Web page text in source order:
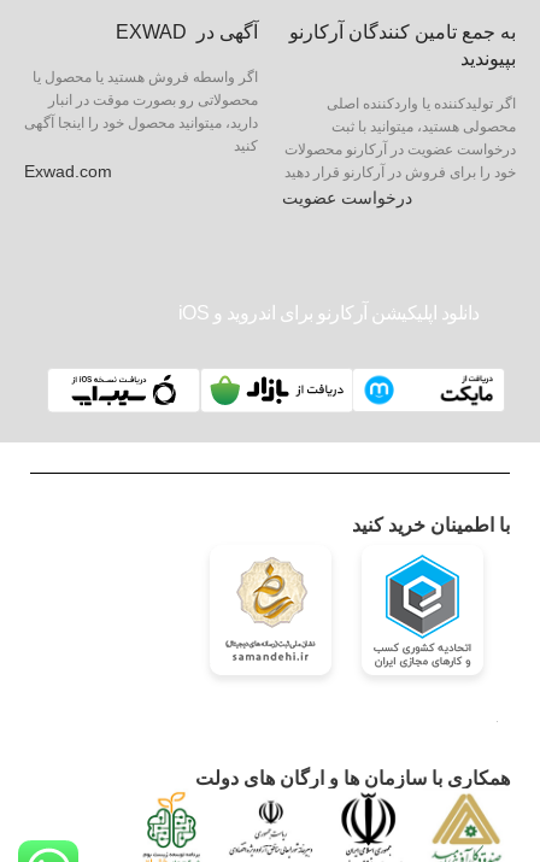
به جمع تامین کنندگان آرکارنو
بپیوندید
اگر تولیدکننده یا واردکننده اصلی
محصولی هستید، میتوانید با ثبت
درخواست عضویت در آرکارنو محصولات
خود را برای فروش در آرکارنو قرار دهید
درخواست عضویت
آگهی در EXWAD
اگر واسطه فروش هستید یا محصول یا
محصولاتی رو بصورت موقت در انبار
دارید، میتوانید محصول خود را اینجا آگهی
کنید
Exwad.com
دانلود اپلیکیشن آرکارنو برای اندروید و iOS
با اطمینان خرید کنید
همکاری با سازمان ها و ارگان های دولت